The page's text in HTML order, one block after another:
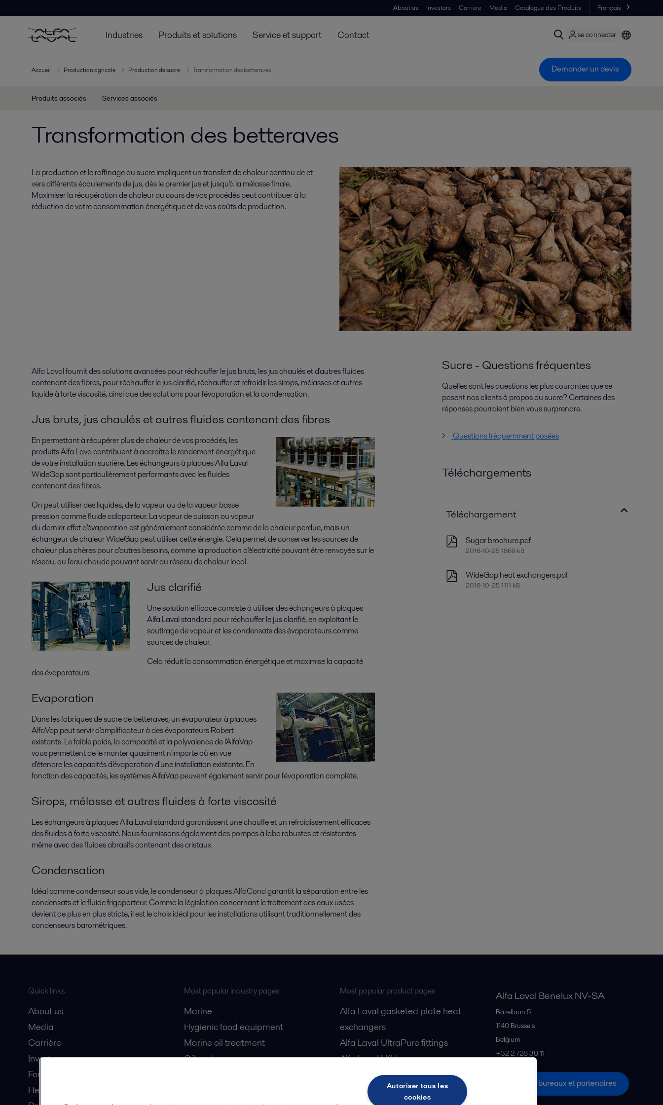
About us Investors Carrière Media Catalogue des Produits Français
Industries Produits et solutions Service et support Contact se connecter
Accueil Production agricole Production de sucre Transformation des betteraves Demander un devis
Produits associés Services associés
Transformation des betteraves
La production et le raffinage du sucre impliquent un transfert de chaleur continu de et
vers différents écoulements de jus, dès le premier jus et jusqu'à la mélasse finale.
Maximiser la récupération de chaleur au cours de vos procédés peut contribuer à la
réduction de votre consommation énergétique et de vos coûts de production.
Alfa Laval fournit des solutions avancées pour réchauffer le jus bruts, les jus chaulés et d'autres fluides
contenant des fibres, pour réchauffer le jus clarifié, réchauffer et refroidir les sirops, mélasses et autres
liquide à forte viscosité, ainsi que des solutions pour l'évaporation et la condensation.
Jus bruts, jus chaulés et autres fluides contenant des fibres
En permettant à récupérer plus de chaleur de vos procédés, les
produits Alfa Lava contribuent à accroître le rendement énergétique
de votre installation sucrière. Les échangeurs à plaques Alfa Laval
WideGap sont particulièrement performants avec les fluides
contenant des fibres.
On peut utiliser des liquides, de la vapeur ou de la vapeur basse
pression comme fluide caloporteur. La vapeur de cuisson ou vapeur
du dernier effet d'évaporation est généralement considérée comme de la chaleur perdue, mais un
échangeur de chaleur WideGap peut utiliser cette énergie. Cela permet de conserver les sources de
chaleur plus chères pour d'autres besoins, comme la production d'électricité pouvant être renvoyée sur le
réseau, ou l'eau chaude pouvant servir au réseau de chaleur local.
Jus clarifié
Une solution efficace consiste à utiliser des échangeurs à plaques
Alfa Laval standard pour réchauffer le jus clarifié, en exploitant le
soutirage de vapeur et les condensats des évaporateurs comme
sources de chaleur.
Cela réduit la consommation énergétique et maximise la capacité
des évaporateurs.
Evaporation
Dans les fabriques de sucre de betteraves, un évaporateur à plaques
AlfaVap peut servir d'amplificateur à des évaporateurs Robert
existants. Le faible poids, la compacité et la polyvalence de l'AlfaVap
vous permettent de le monter quasiment n'importe où en vue
d'étendre les capacités d'évaporation d'une installation existante. En
fonction des capacités, les systèmes AlfaVap peuvent également servir pour l'évaporation complète.
Sirops, mélasse et autres fluides à forte viscosité
Les échangeurs à plaques Alfa Laval standard garantissent une chauffe et un refroidissement efficaces
des fluides à forte viscosité. Nous fournissons également des pompes à lobe robustes et résistantes
même avec des fluides abrasifs contenant des cristaux.
Condensation
Idéal comme condenseur sous vide, le condenseur à plaques AlfaCond garantit la séparation entre les
condensats et le fluide frigoporteur. Comme la législation concernant le traitement des eaux usées
devient de plus en plus stricte, il est le choix idéal pour les installations utilisant traditionnellement des
condenseurs barométriques.
Sucre - Questions fréquentes
Quelles sont les questions les plus courantes que se
posent nos clients à propos du sucre? Certaines des
réponses pourraient bien vous surprendre.
Questions fréquemment posées
Téléchargements
Téléchargement
Sugar brochure.pdf
2016-10-25 1869 kB
WideGap heat exchangers.pdf
2016-10-25 1111 kB
Quick links
About us
Media
Carrière
Investors
For suppliers
Here magazine
Most popular industry pages
Marine
Hygienic food equipment
Marine oil treatment
Oil and gas
Most popular product pages
Alfa Laval gasketed plate heat
exchangers
Alfa Laval UltraPure fittings
Alfa Laval LKH
Alfa Laval LKB Butterfly
Alfa Laval SRU
Alfa Laval Benelux NV-SA
Bazellaan 5
1140 Brussels
Belgium
+32 2 728 38 11
Tous les bureaux et partenaires
Autoriser tous les
cookies